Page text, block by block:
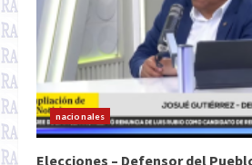
nacionales
Elecciones – Defensor del